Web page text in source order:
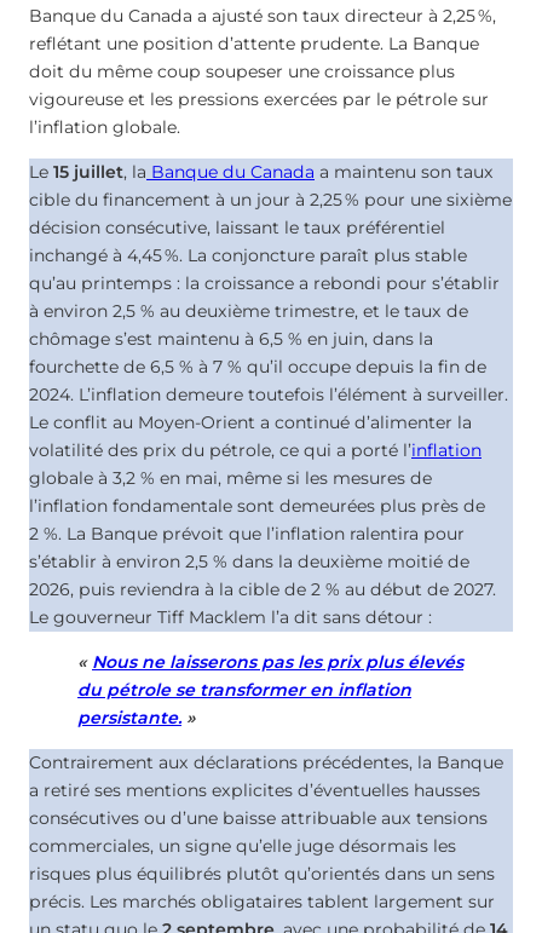
Banque du Canada a ajusté son taux directeur à 2,25%,
reflétant une position d’attente prudente. La Banque
doit du même coup soupeser une croissance plus
vigoureuse et les pressions exercées par le pétrole sur
l’inflation globale.
Le 15 juillet, la Banque du Canada a maintenu son taux
cible du financement à un jour à 2,25% pour une sixième
décision consécutive, laissant le taux préférentiel
inchangé à 4,45%. La conjoncture paraît plus stable
qu’au printemps : la croissance a rebondi pour s’établir
à environ 2,5 % au deuxième trimestre, et le taux de
chômage s’est maintenu à 6,5 % en juin, dans la
fourchette de 6,5 % à 7 % qu’il occupe depuis la fin de
2024. L’inflation demeure toutefois l’élément à surveiller.
Le conflit au Moyen-Orient a continué d’alimenter la
volatilité des prix du pétrole, ce qui a porté l’inflation
globale à 3,2 % en mai, même si les mesures de
l’inflation fondamentale sont demeurées plus près de
2 %. La Banque prévoit que l’inflation ralentira pour
s’établir à environ 2,5 % dans la deuxième moitié de
2026, puis reviendra à la cible de 2 % au début de 2027.
Le gouverneur Tiff Macklem l’a dit sans détour :
« Nous ne laisserons pas les prix plus élevés
du pétrole se transformer en inflation
persistante.»
Contrairement aux déclarations précédentes, la Banque
a retiré ses mentions explicites d’éventuelles hausses
consécutives ou d’une baisse attribuable aux tensions
commerciales, un signe qu’elle juge désormais les
risques plus équilibrés plutôt qu’orientés dans un sens
précis. Les marchés obligataires tablent largement sur